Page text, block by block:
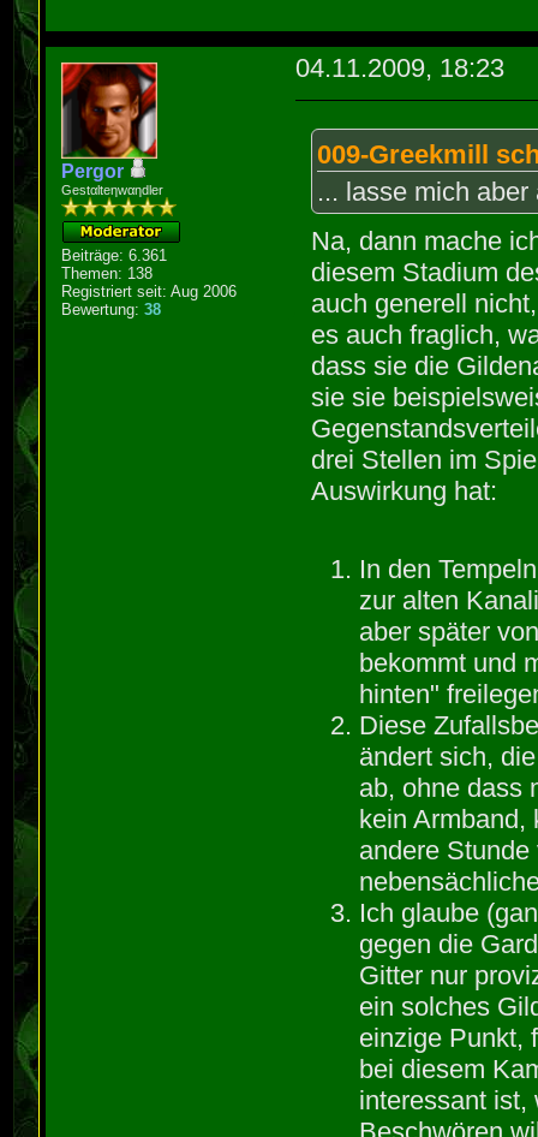
Pergor
Gestαlteηwαηdler
Beiträge: 6.361
Themen: 138
Registriert seit: Aug 2006
Bewertung:38
04.11.2009, 18:23
009-Greekmill
... lasse mich
Na, dann mache
diesem Stadium
auch generell
es auch fraglich,
dass sie die
sie sie
drei Stellen im
Auswirkung hat:
In den
zur alten
aber später
bekommt und
hinten"
Diese
ändert sich,
ab, ohne dass
kein Armband,
andere
Ich glaube
gegen die
Gitter nur
ein solches
einzige Punkt,
bei diesem
interessant ist,